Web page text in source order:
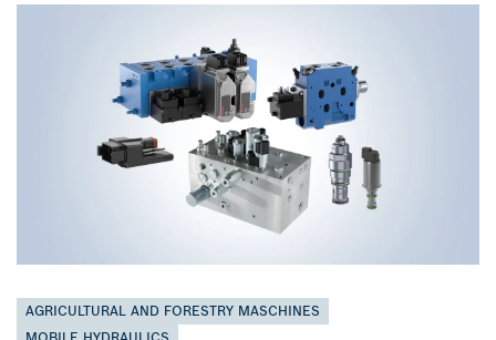
AGRICULTURAL AND FORESTRY MASCHINES